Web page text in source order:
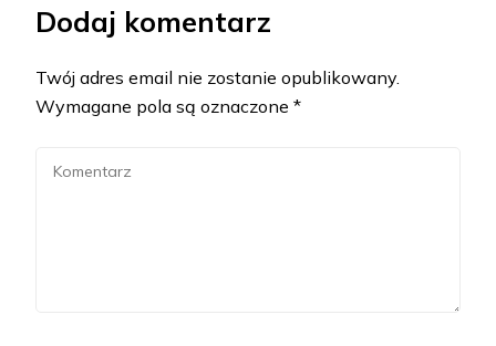
Dodaj komentarz
Twój adres email nie zostanie opublikowany.
Wymagane pola są oznaczone *